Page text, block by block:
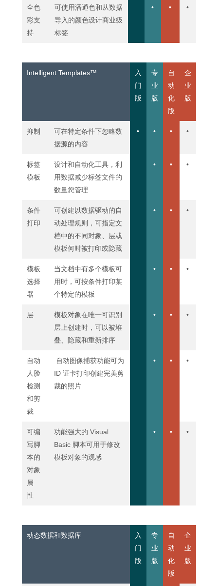
全色
彩支
持
可使用潘通色和从数据
导入的颜色设计商业级
标签
• • •
Intelligent Templates™
入
门
版
专
业
版
自
动
化
版
企
业
版
抑制
可在特定条件下忽略数
据源的内容
• • • •
标签
模板
设计和自动化工具，利
用数据减少标签文件的
数量您管理
• • •
条件
打印
可创建以数据驱动的自
动处理规则，可指定文
档中的不同对象、层或
模板何时被打印或隐藏
• • •
模板
选择
器
当文档中有多个模板可
用时，可按条件打印某
个特定的模板
• • •
层
模板对象在唯㇐可识别
层上创建时，可以被堆
叠、隐藏和重新排序
• • •
自动
人脸
检测
和剪
裁
自动图像捕获功能可为
ID 证卡打印创建完美剪
裁的照片
• • •
可编
写脚
本的
对象
属
性
功能强大的 Visual
Basic 脚本可用于修改
模板对象的观感
• • •
动态数据和数据库
入
门
版
专
业
版
自
动
化
版
企
业
版